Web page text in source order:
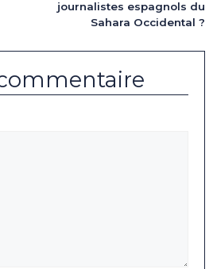
journalistes espagnols du
Sahara Occidental ?